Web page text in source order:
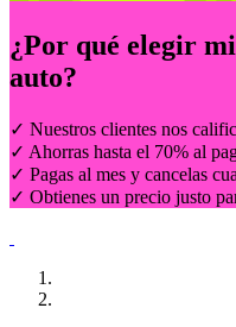
¿Por qué elegir
auto?
✓ Nuestros clientes nos
✓ Ahorras hasta el 70% al
✓ Pagas al mes y cancelas
✓ Obtienes un precio justo